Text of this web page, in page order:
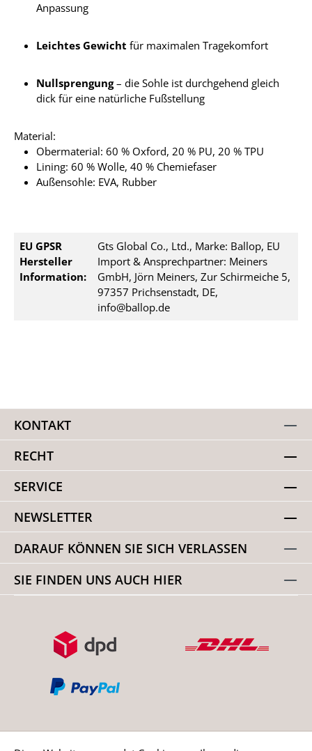
Anpassung
Leichtes Gewicht für maximalen Tragekomfort
Nullsprengung – die Sohle ist durchgehend gleich
dick für eine natürliche Fußstellung
Material:
Obermaterial: 60 % Oxford, 20 % PU, 20 % TPU
Lining: 60 % Wolle, 40 % Chemiefaser
Außensohle: EVA, Rubber
EU GPSR
Hersteller
Information:
Gts Global Co., Ltd., Marke: Ballop, EU
Import & Ansprechpartner: Meiners
GmbH, Jörn Meiners, Zur Schirmeiche 5,
97357 Prichsenstadt, DE,
info@ballop.de
KONTAKT
RECHT
SERVICE
NEWSLETTER
DARAUF KÖNNEN SIE SICH VERLASSEN
SIE FINDEN UNS AUCH HIER